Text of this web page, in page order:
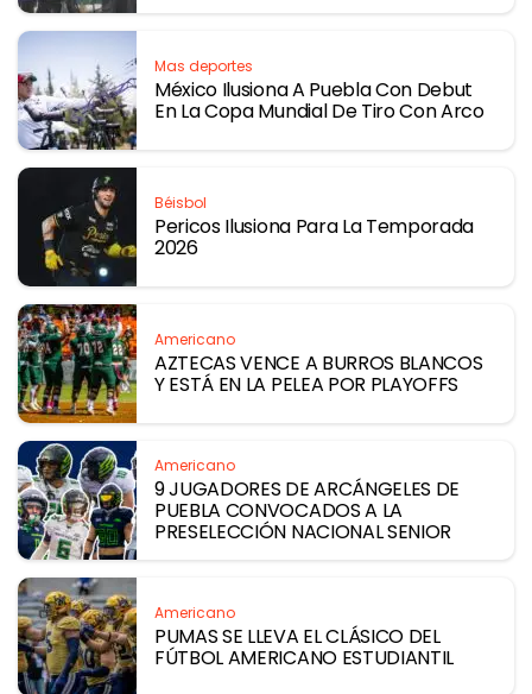
Mas deportes
México Ilusiona A Puebla Con Debut
En La Copa Mundial De Tiro Con Arco
Béisbol
Pericos Ilusiona Para La Temporada
2026
Americano
AZTECAS VENCE A BURROS BLANCOS
Y ESTÁ EN LA PELEA POR PLAYOFFS
Americano
9 JUGADORES DE ARCÁNGELES DE
PUEBLA CONVOCADOS A LA
PRESELECCIÓN NACIONAL SENIOR
Americano
PUMAS SE LLEVA EL CLÁSICO DEL
FÚTBOL AMERICANO ESTUDIANTIL